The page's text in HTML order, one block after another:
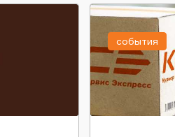
события